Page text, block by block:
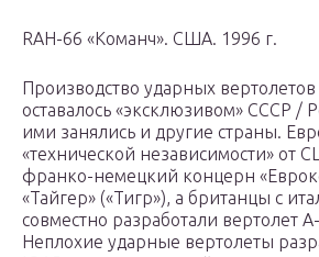
RAH-66 «Команч». США. 1996 г.
Производство ударных вертолетов
оставалось «эксклюзивом» СССР /
ими занялись и другие страны.
«технической независимости» от
франко-немецкий концерн
«Тайгер» («Тигр»), а британцы с
совместно разработали вертолет
Неплохие ударные вертолеты